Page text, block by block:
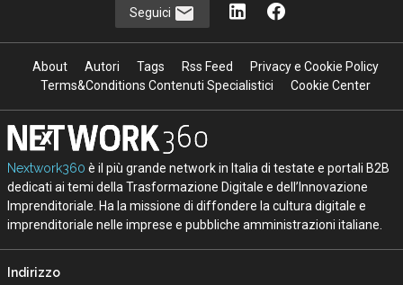
Seguici
About Autori Tags Rss Feed
Privacy e Cookie Policy
Terms&Conditions Contenuti Specialistici
Cookie Center
Nextwork360 è il più grande network in Italia di testate e portali B2B
dedicati ai temi della Trasformazione Digitale e dell’Innovazione
Imprenditoriale. Ha la missione di diffondere la cultura digitale e
imprenditoriale nelle imprese e pubbliche amministrazioni italiane.
Indirizzo